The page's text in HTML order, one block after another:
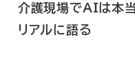
介護現場でAIは本
リアルに語る